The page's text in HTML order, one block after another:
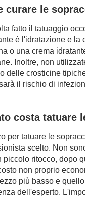
curare le
fatto il tatuaggio
è l'idratazione e la
o una crema
Inoltre, non
delle crosticine
il rischio di
costa tatuare
per tatuare le
scelto. Non
piccolo ritocco, dopo
non proprio
più basso e
dell'esperto.